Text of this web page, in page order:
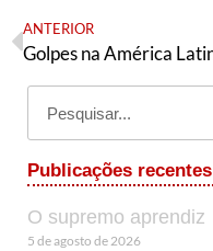
ANTERIOR
Publicações recentes
O supremo aprendiz
5 de agosto de 2026